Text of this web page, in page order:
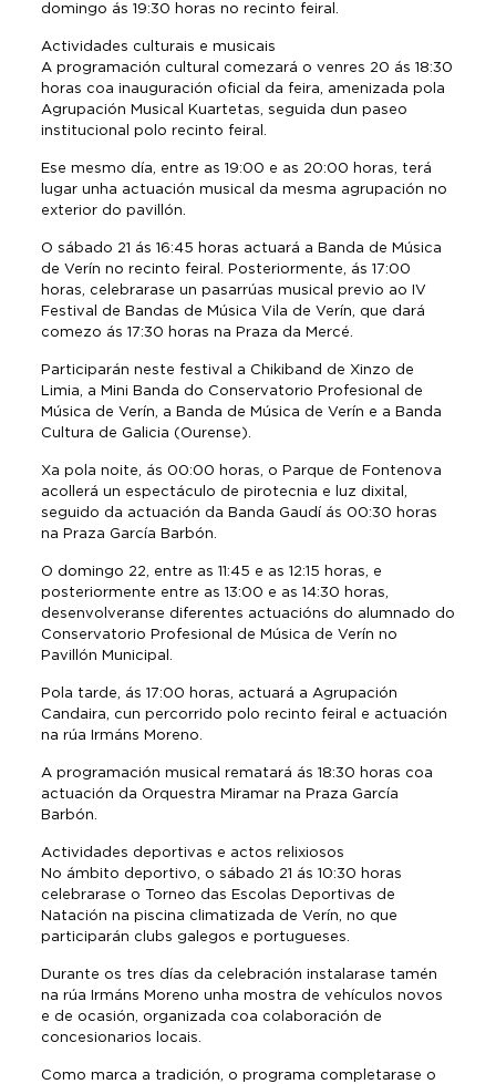
domingo ás 19:30 horas no recinto feiral.
Actividades culturais e musicais
A programación cultural comezará o venres 20 ás 18:30
horas coa inauguración oficial da feira, amenizada pola
Agrupación Musical Kuartetas, seguida dun paseo
institucional polo recinto feiral.
Ese mesmo día, entre as 19:00 e as 20:00 horas, terá
lugar unha actuación musical da mesma agrupación no
exterior do pavillón.
O sábado 21 ás 16:45 horas actuará a Banda de Música
de Verín no recinto feiral. Posteriormente, ás 17:00
horas, celebrarase un pasarrúas musical previo ao IV
Festival de Bandas de Música Vila de Verín, que dará
comezo ás 17:30 horas na Praza da Mercé.
Participarán neste festival a Chikiband de Xinzo de
Limia, a Mini Banda do Conservatorio Profesional de
Música de Verín, a Banda de Música de Verín e a Banda
Cultura de Galicia (Ourense).
Xa pola noite, ás 00:00 horas, o Parque de Fontenova
acollerá un espectáculo de pirotecnia e luz dixital,
seguido da actuación da Banda Gaudí ás 00:30 horas
na Praza García Barbón.
O domingo 22, entre as 11:45 e as 12:15 horas, e
posteriormente entre as 13:00 e as 14:30 horas,
desenvolveranse diferentes actuacións do alumnado do
Conservatorio Profesional de Música de Verín no
Pavillón Municipal.
Pola tarde, ás 17:00 horas, actuará a Agrupación
Candaira, cun percorrido polo recinto feiral e actuación
na rúa Irmáns Moreno.
A programación musical rematará ás 18:30 horas coa
actuación da Orquestra Miramar na Praza García
Barbón.
Actividades deportivas e actos relixiosos
No ámbito deportivo, o sábado 21 ás 10:30 horas
celebrarase o Torneo das Escolas Deportivas de
Natación na piscina climatizada de Verín, no que
participarán clubs galegos e portugueses.
Durante os tres días da celebración instalarase tamén
na rúa Irmáns Moreno unha mostra de vehículos novos
e de ocasión, organizada coa colaboración de
concesionarios locais.
Como marca a tradición, o programa completarase o